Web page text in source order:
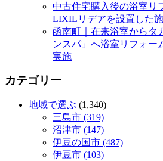
中古住宅購入後の浴室リ
LIXILリデアを設置した
函南町｜在来浴室からタ
ンスパ」へ浴室リフォー
実施
カテゴリー
地域で選ぶ (1,340)
三島市 (319)
沼津市 (147)
伊豆の国市 (487)
伊豆市 (103)